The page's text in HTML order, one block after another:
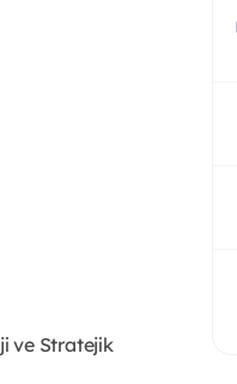
ve Stratejik